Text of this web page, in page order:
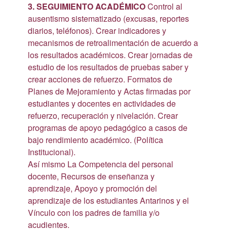
3. SEGUIMIENTO ACADÉMICOControl al
ausentismo sistematizado (excusas, reportes
diarios, teléfonos). Crear indicadores y
mecanismos de retroalimentación de acuerdo a
los resultados académicos. Crear jornadas de
estudio de los resultados de pruebas saber y
crear acciones de refuerzo. Formatos de
Planes de Mejoramiento y Actas firmadas por
estudiantes y docentes en actividades de
refuerzo, recuperación y nivelación. Crear
programas de apoyo pedagógico a casos de
bajo rendimiento académico. (Política
Institucional).
Así mismo La Competencia del personal
docente, Recursos de enseñanza y
aprendizaje, Apoyo y promoción del
aprendizaje de los estudiantes Antarinos y el
Vínculo con los padres de familia y/o
acudientes.